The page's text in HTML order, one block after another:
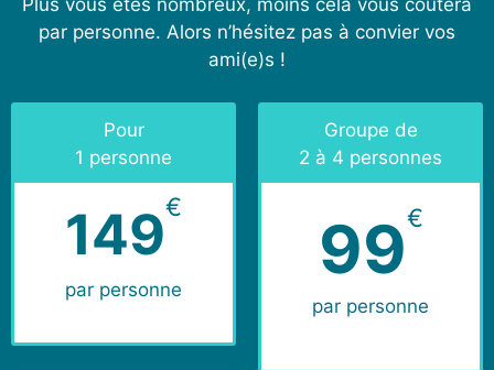
Plus vous êtes nombreux, moins cela vous coûtera
par personne. Alors n’hésitez pas à convier vos
ami(e)s !
Pour
1 personne
149€
par personne
Groupe de
2 à 4 personnes
99€
par personne